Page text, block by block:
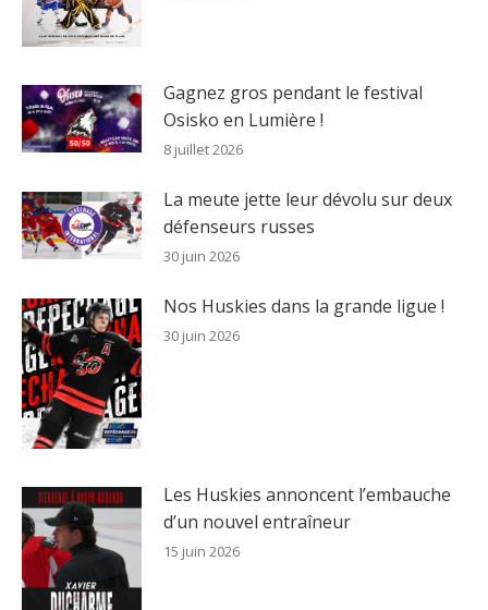
Gagnez gros pendant le festival
Osisko en Lumière !
8 juillet 2026
La meute jette leur dévolu sur deux
défenseurs russes
30 juin 2026
Nos Huskies dans la grande ligue !
30 juin 2026
Les Huskies annoncent l’embauche
d’un nouvel entraîneur
15 juin 2026